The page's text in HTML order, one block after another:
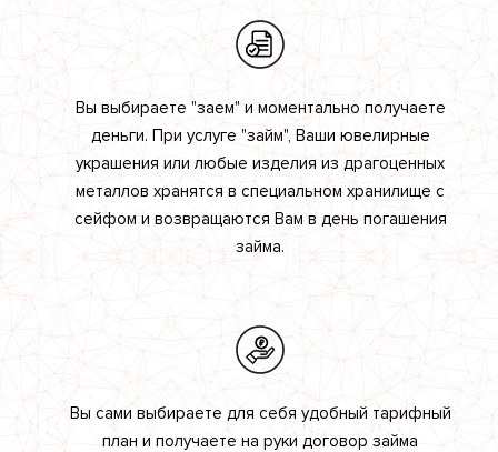
Вы выбираете "заем" и моментально получаете
деньги. При услуге "займ", Ваши ювелирные
украшения или любые изделия из драгоценных
металлов хранятся в специальном хранилище с
сейфом и возвращаются Вам в день погашения
займа.
Вы сами выбираете для себя удобный тарифный
план и получаете на руки договор займа